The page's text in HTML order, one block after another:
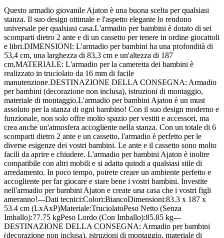
Questo armadio giovanile Ajaton è una buona scelta per qualsiasi
stanza. Il suo design ottimale e l'aspetto elegante lo rendono
universale per qualsiasi casa.L'armadio per bambini è dotato di sei
scomparti dietro 2 ante e di un cassetto per tenere in ordine giocattoli
e libri.DIMENSIONI: L'armadio per bambini ha una profondità di
53,4 cm, una larghezza di 83,3 cm e un'altezza di 187
cm.MATERIALE: L'armadio per la cameretta dei bambini è
realizzato in truciolato da 16 mm di facile
manutenzione.DESTINAZIONE DELLA CONSEGNA: Armadio
per bambini (decorazione non inclusa), istruzioni di montaggio,
materiale di montaggio.L'armadio per bambini Ajaton è un must
assoluto per la stanza di ogni bambino! Con il suo design moderno e
funzionale, non solo offre molto spazio per vestiti e accessori, ma
crea anche un'atmosfera accogliente nella stanza. Con un totale di 6
scomparti dietro 2 ante e un cassetto, l'armadio è perfetto per le
diverse esigenze dei vostri bambini. Le ante e il cassetto sono molto
facili da aprire e chiudere. L'armadio per bambini Ajaton è inoltre
compatibile con altri mobili e si adatta quindi a qualsiasi stile di
arredamento. In poco tempo, potrete creare un ambiente perfetto e
accogliente per far giocare e stare bene i vostri bambini. Investite
nell'armadio per bambini Ajaton e create una casa che i vostri figli
ameranno!---Dati tecnici:Colori:BiancoDimensioni:83.3 x 187 x
53.4 cm (LxAxP)Materiale:TruciolatoPeso Netto (Senza
Imballo):77.75 kgPeso Lordo (Con Imballo):85.85 kg---
DESTINAZIONE DELLA CONSEGNA: Armadio per bambini
(decorazione non inclusa), istruzioni di montaggio, materiale di